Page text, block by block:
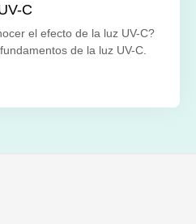
C
el efecto de la luz UV-C?
de la luz UV-C.